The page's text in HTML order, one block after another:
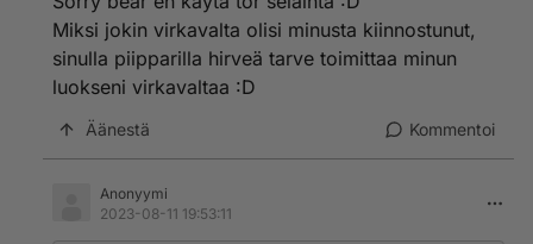
Miksi jokin virkavalta olisi minusta kiinnostunut,
sinulla piipparilla hirveä tarve toimittaa minun
luokseni virkavaltaa :D
Äänestä Kommentoi
Anonyymi
2023-08-11 19:53:11